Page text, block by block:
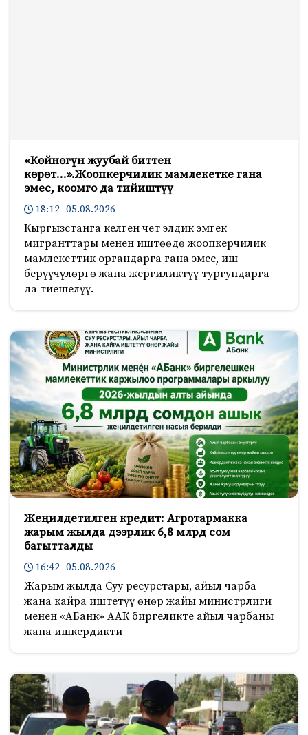
«Көйнөгүн жуубай биттен
көрөт…».Жоопкерчилик мамлекетке гана
эмес, коомго да тийиштүү
18:12 05.08.2026
Кыргызстанга келген чет элдик эмгек
мигранттары менен иштөөдө жоопкерчилик
мамлекеттик органдарга гана эмес, иш
берүүчүлөргө жана жергиликтүү тургундарга
да тиешелүү.
Жеңилдетилген кредит: Агротармакка
жарым жылда дээрлик 6,8 млрд сом
багытталды
16:42 05.08.2026
Жарым жылда Суу ресурстары, айыл чарба
жана кайра иштетүү өнөр жайы министрлиги
менен «АБанк» ААК биргеликте айыл чарбаны
жана ишкердикти